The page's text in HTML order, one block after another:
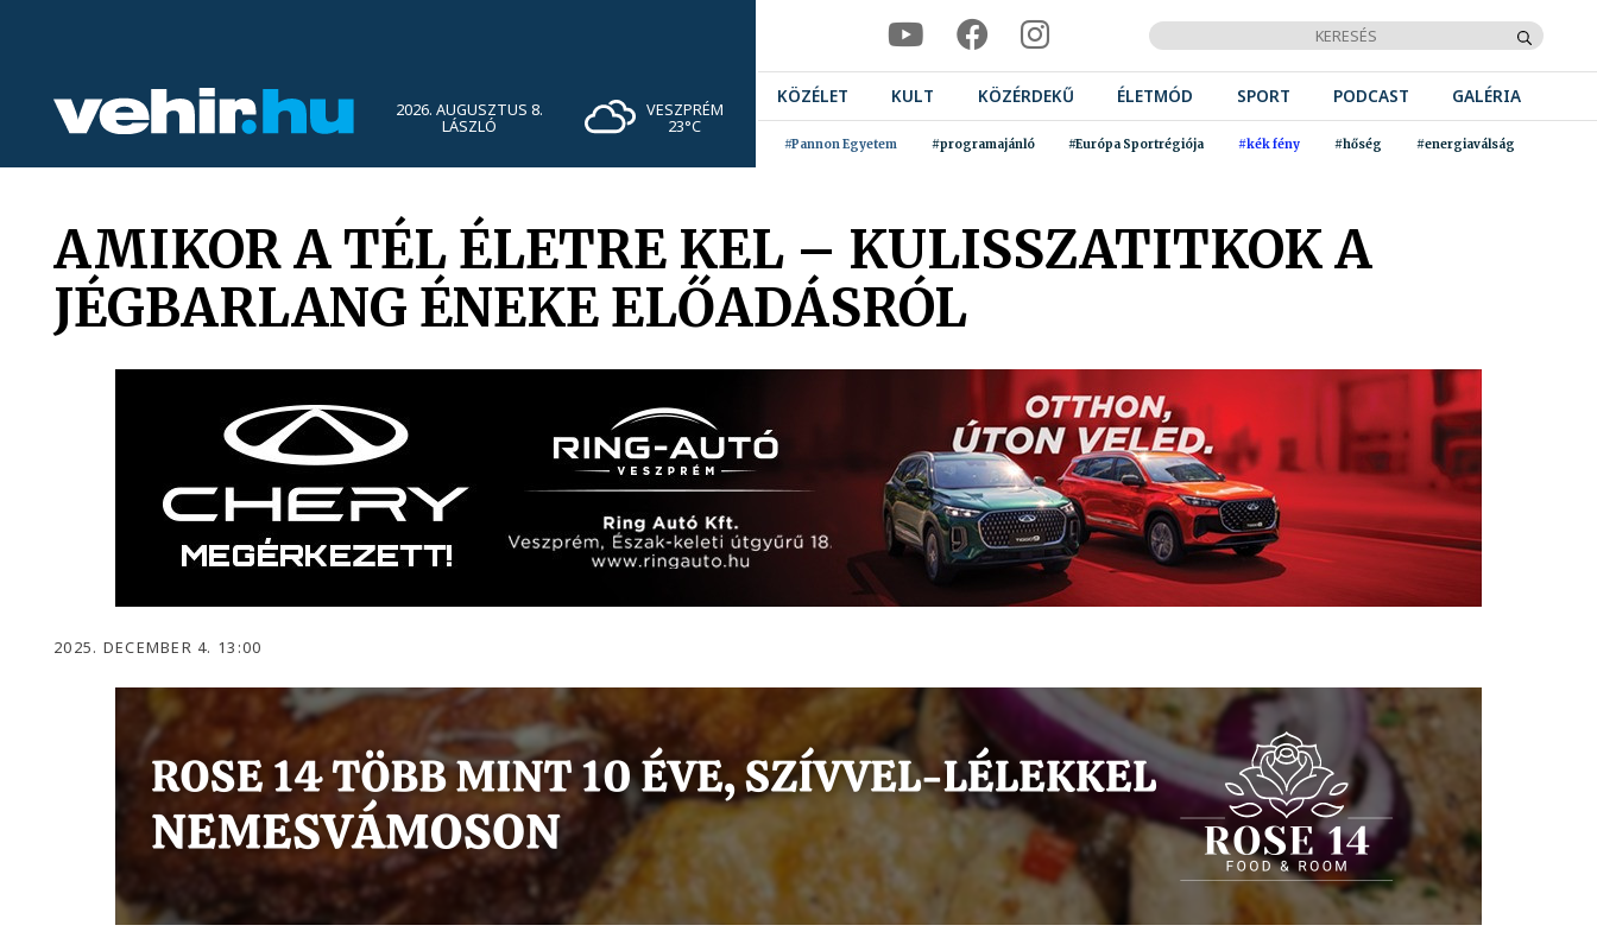
2026. AUGUSZTUS 8.
LÁSZLÓ
VESZPRÉM
23°C
KÖZÉLET KULT KÖZÉRDEKŰ ÉLETMÓD SPORT PODCAST GALÉRIA
#Pannon Egyetem #programajánló #Európa Sportrégiója #kék fény #hőség #energiaválság
AMIKOR A TÉL ÉLETRE KEL – KULISSZATITKOK A
JÉGBARLANG ÉNEKE ELŐADÁSRÓL
2025. DECEMBER 4. 13:00